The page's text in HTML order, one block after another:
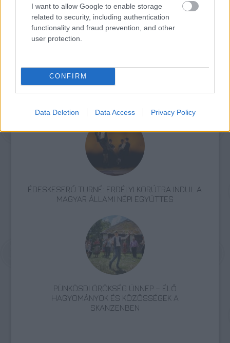
I want to allow Google to enable storage
related to security, including authentication
functionality and fraud prevention, and other
user protection.
CONFIRM
Data Deletion Data Access Privacy Policy
A HAGYOMÁNY ÉS A KORTÁRS DIVAT
ÉDESKESERŰ TURNÉ: ERDÉLYI KÖRÚTRA INDUL A
MAGYAR ÁLLAMI NÉPI EGYÜTTES
PÜNKÖSDI ÖRÖKSÉG ÜNNEP – ÉLŐ
HAGYOMÁNYOK ÉS KÖZÖSSÉGEK A
SKANZENBEN